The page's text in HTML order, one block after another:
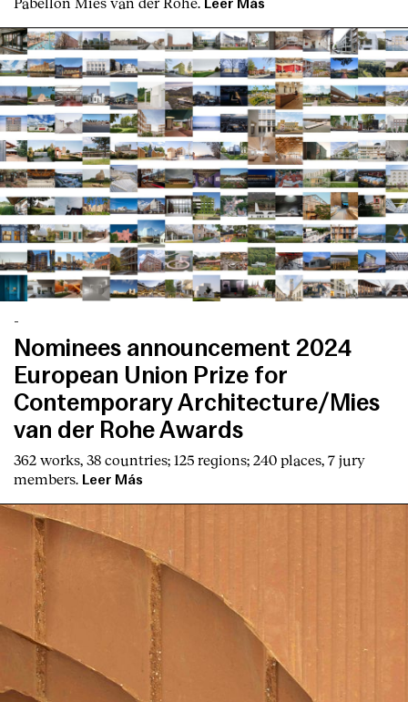
Contacto
Leer Más
-
Nominees announcement 2024
European Union Prize for
Contemporary Architecture/Mies
van der Rohe Awards
362 works, 38 countries; 125 regions; 240 places, 7 jury
members. Leer Más